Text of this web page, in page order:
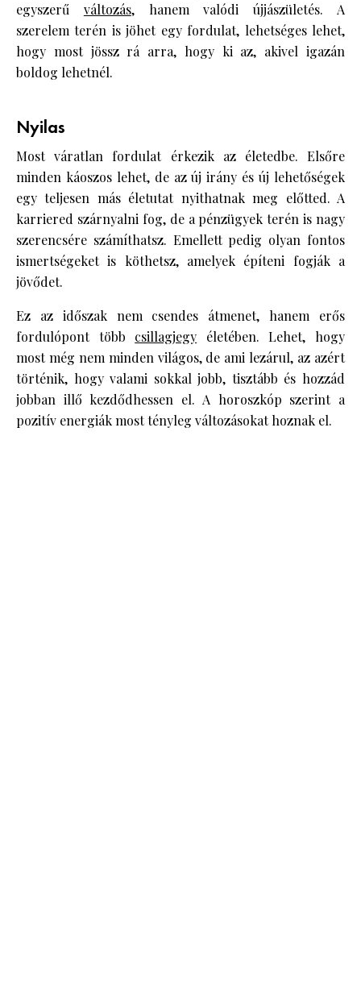
egyszerű változás, hanem valódi újjászületés. A
szerelem terén is jöhet egy fordulat, lehetséges lehet,
hogy most jössz rá arra, hogy ki az, akivel igazán
boldog lehetnél.
Nyilas
Most váratlan fordulat érkezik az életedbe. Elsőre
minden káoszos lehet, de az új irány és új lehetőségek
egy teljesen más életutat nyithatnak meg előtted. A
karriered szárnyalni fog, de a pénzügyek terén is nagy
szerencsére számíthatsz. Emellett pedig olyan fontos
ismertségeket is köthetsz, amelyek építeni fogják a
jövődet.
Ez az időszak nem csendes átmenet, hanem erős
fordulópont több csillagjegy életében. Lehet, hogy
most még nem minden világos, de ami lezárul, az azért
történik, hogy valami sokkal jobb, tisztább és hozzád
jobban illő kezdődhessen el. A horoszkóp szerint a
pozitív energiák most tényleg változásokat hoznak el.